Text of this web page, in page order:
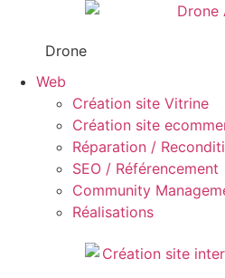
Drone
Web
Création site Vitrine
Création site
Réparation /
SEO / Référencement
Community
Réalisations